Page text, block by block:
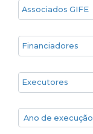
Associados GIFE
Financiadores
Executores
Ano de execução
Ano de execução